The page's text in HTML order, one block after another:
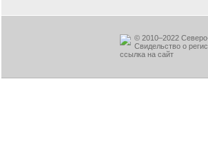
© 2010–2022
Свидельство о
ссылка на сайт